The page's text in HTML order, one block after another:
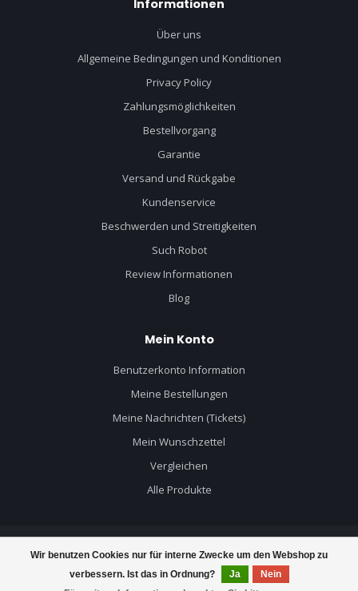
Wir benutzen Cookies nur für interne Zwecke um den Webshop zu
verbessern. Ist das in Ordnung?
Ja
Nein
Informationen
Über uns
Allgemeine Bedingungen und Konditionen
Privacy Policy
Zahlungsmöglichkeiten
Bestellvorgang
Garantie
Versand und Rückgabe
Kundenservice
Beschwerden und Streitigkeiten
Such Robot
Review Informationen
Blog
Mein Konto
Benutzerkonto Information
Meine Bestellungen
Meine Nachrichten (Tickets)
Mein Wunschzettel
Vergleichen
Alle Produkte
© Copyright 2026 Mercruiser Teile - Powered byLightspeed